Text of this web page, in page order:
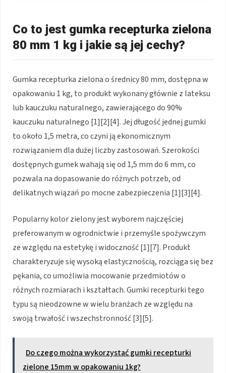
Co to jest gumka recepturka zielona
80 mm 1 kg i jakie są jej cechy?
Gumka recepturka zielona o średnicy 80 mm, dostępna w
opakowaniu 1 kg, to produkt wykonany głównie z lateksu
lub kauczuku naturalnego, zawierającego do 90%
kauczuku naturalnego [1][2][4]. Jej długość jednej gumki
to około 1,5 metra, co czyni ją ekonomicznym
rozwiązaniem dla dużej liczby zastosowań. Szerokości
dostępnych gumek wahają się od 1,5 mm do 6 mm, co
pozwala na dopasowanie do różnych potrzeb, od
delikatnych wiązań po mocne zabezpieczenia [1][3][4].
Popularny kolor zielony jest wyborem najczęściej
preferowanym w ogrodnictwie i przemyśle spożywczym
ze względu na estetykę i widoczność [1][7]. Produkt
charakteryzuje się wysoką elastycznością, rozciąga się bez
pękania, co umożliwia mocowanie przedmiotów o
różnych rozmiarach i kształtach. Gumki recepturki tego
typu są nieodzowne w wielu branżach ze względu na
swoją trwałość i wszechstronność [3][5].
Do czego można wykorzystać gumki recepturki
zielone 15mm w opakowaniu 1kg?